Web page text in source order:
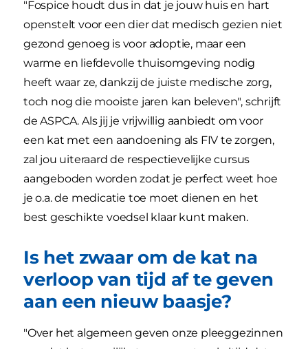
"Fospice houdt dus in dat je jouw huis en hart
openstelt voor een dier dat medisch gezien niet
gezond genoeg is voor adoptie, maar een
warme en liefdevolle thuisomgeving nodig
heeft waar ze, dankzij de juiste medische zorg,
toch nog die mooiste jaren kan beleven", schrijft
de ASPCA. Als jij je vrijwillig aanbiedt om voor
een kat met een aandoening als FIV te zorgen,
zal jou uiteraard de respectievelijke cursus
aangeboden worden zodat je perfect weet hoe
je o.a. de medicatie toe moet dienen en het
best geschikte voedsel klaar kunt maken.
Is het zwaar om de kat na
verloop van tijd af te geven
aan een nieuw baasje?
"Over het algemeen geven onze pleeggezinnen